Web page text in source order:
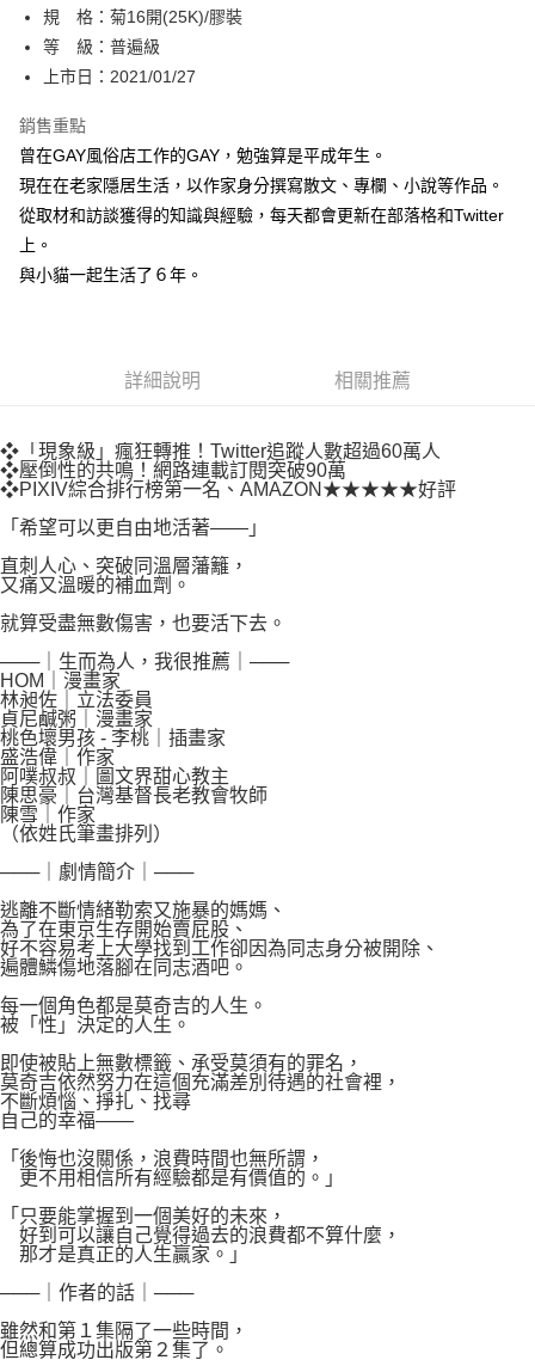
【「AFTEE先享後付」結帳流程】
１．於結帳方式選擇「AFTEE先享後付」後，將跳轉至「AFTEE先享後付」
結帳頁面，進行簡訊認證並確認金額後，即可完成結帳。
２．訂單成立數日內，您將收到繳費通知簡訊。
ATM／網路銀行／等多元方式進行付款，方視為交易完成。
※ 請注意：結帳手續完成當下不需立刻繳費，但若您需要取消訂單，請聯絡
購買商品的店家。未經商家同意取消之訂單仍視為有效，需透過AFTEE先享
後付繳納相關費用。
※ 交易是否成功請以「AFTEE先享後付 」之結帳頁面顯示為準，若有關於
是否繳費成功／繳費後需取消欲退款等相關疑問，請聯繫「AFTEE先享後付
權轉讓予恩沛科技股份有限公司。
２．關於個人資料處理事宜，請瀏覽以下網址：
「AFTEE先享後付」，若未經同意申辦者引起之損失，本公司不負相關責
任。
４．使用「AFTEE先享後付」時，將依據個別帳號之用戶狀況，依本公司即
時審查核予不同之上限額度；若仍有額度不足之情形，本公司將視審查結果
請求用戶進行身份認證。
５．嚴禁一人註冊多個帳號或使用他人資訊註冊。若發現惡意使用之情形，
恩沛科技股份有限公司將有權停止該用戶之使用額度並採取法律行動。
每筆NT$80，滿NT$500(含以上)免運費
付款後全家取貨
每筆NT$80，滿NT$500(含以上)免運費
付款後萊爾富取貨
每筆NT$80，滿NT$500(含以上)免運費
付款後7-11取貨
宅配
每筆NT$100，滿NT$800(含以上)免運費
國家/地區配送
規 格：菊16開(25K)/膠裝
等 級：普遍級
上市日：2021/01/27
銷售重點
曾在GAY風俗店工作的GAY，勉強算是平成年生。
現在在老家隱居生活，以作家身分撰寫散文、專欄、小說等作品。
從取材和訪談獲得的知識與經驗，每天都會更新在部落格和Twitter
上。
與小貓一起生活了６年。
詳細說明 相關推薦
❖「現象級」瘋狂轉推！Twitter追蹤人數超過60萬人
❖壓倒性的共鳴！網路連載訂閱突破90萬
❖PIXIV綜合排行榜第一名、AMAZON★★★★★好評
「希望可以更自由地活著――」
直刺人心、突破同溫層藩籬，
又痛又溫暖的補血劑。
就算受盡無數傷害，也要活下去。
───｜生而為人，我很推薦｜───
HOM｜漫畫家
林昶佐｜立法委員
貞尼鹹粥｜漫畫家
桃色壞男孩 - 李桃｜插畫家
盛浩偉｜作家
阿噗叔叔｜圖文界甜心教主
陳思豪｜台灣基督長老教會牧師
陳雪｜作家
（依姓氏筆畫排列）
───｜劇情簡介｜───
逃離不斷情緒勒索又施暴的媽媽、
為了在東京生存開始賣屁股、
好不容易考上大學找到工作卻因為同志身分被開除、
遍體鱗傷地落腳在同志酒吧。
每一個角色都是莫奇吉的人生。
被「性」決定的人生。
即使被貼上無數標籤、承受莫須有的罪名，
莫奇吉依然努力在這個充滿差別待遇的社會裡，
不斷煩惱、掙扎、找尋
自己的幸福――
「後悔也沒關係，浪費時間也無所謂，
更不用相信所有經驗都是有價值的。」
「只要能掌握到一個美好的未來，
好到可以讓自己覺得過去的浪費都不算什麼，
那才是真正的人生贏家。」
───｜作者的話｜───
雖然和第１集隔了一些時間，
但總算成功出版第２集了。